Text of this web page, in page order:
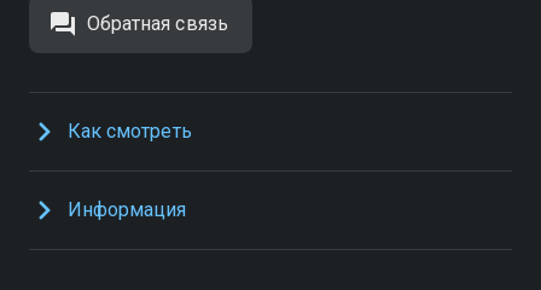
Обратная связь
Как смотреть
Информация